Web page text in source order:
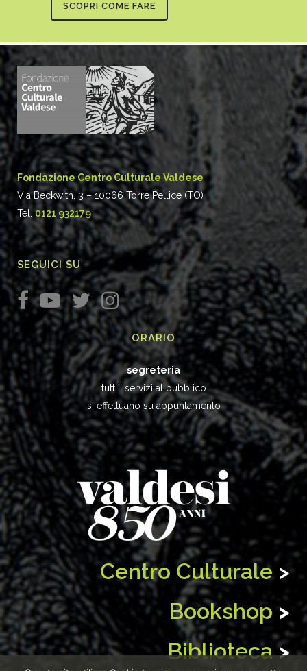
SCOPRI COME FARE
Fondazione Centro Culturale Valdese
Via Beckwith, 3 – 10066 Torre Pellice (TO)
Tel.0121 932179
SEGUICI SU
ORARIO
segreteria
tutti i servizi al pubblico
si effettuano su appuntamento
Centro Culturale >
Bookshop >
Biblioteca >